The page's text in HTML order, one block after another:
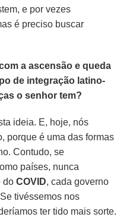
e por vezes
é preciso buscar
a ascensão e queda
de integração latino-
o senhor tem?
ideia. E, hoje, nós
porque é uma das formas
Contudo, se
países, nunca
doCOVID, cada governo
tivéssemos nos
ter tido mais sorte.